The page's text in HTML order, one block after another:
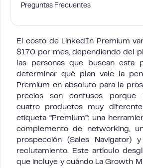
Preguntas Frecuentes
El costo de LinkedIn Premium
$170 por mes, dependiendo del
las personas que buscan esta
determinar qué plan vale la
Premium en absoluto para la
precios son confusos porque
cuatro productos muy
etiqueta “Premium”: una
complemento de networking,
prospección (Sales Navigator)
reclutamiento. Este artículo
que incluye y cuándo La Growth